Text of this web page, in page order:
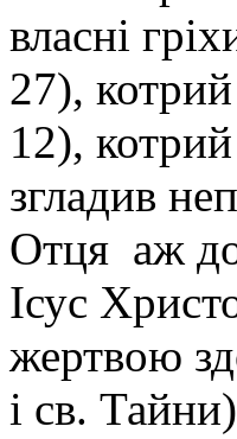
власні
27),
12),
згладив
Отця аж
Ісус
жертвою
і св.